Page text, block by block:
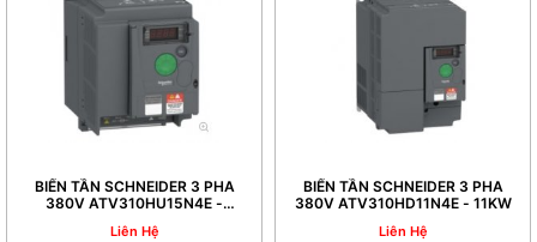
BIẾN TẦN SCHNEIDER 3 PHA
380V ATV310HU15N4E -
Liên Hệ
BIẾN TẦN SCHNEIDER 3 PHA
380V ATV310HD11N4E - 11KW
Liên Hệ